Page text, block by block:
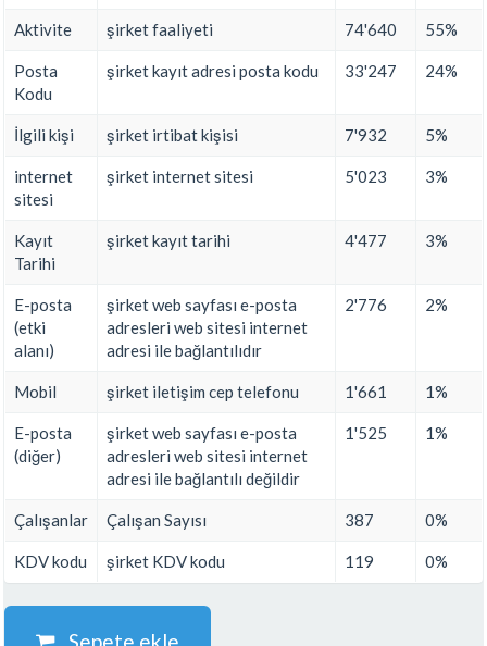
Aktivite şirket faaliyeti 74'640 55%
Posta
Kodu
şirket kayıt adresi posta kodu 33'247 24%
İlgili kişi şirket irtibat kişisi 7'932 5%
internet
sitesi
şirket internet sitesi 5'023 3%
Kayıt
Tarihi
şirket kayıt tarihi 4'477 3%
E-posta
(etki
alanı)
şirket web sayfası e-posta
adresleri web sitesi internet
adresi ile bağlantılıdır
2'776 2%
Mobil şirket iletişim cep telefonu 1'661 1%
E-posta
(diğer)
şirket web sayfası e-posta
adresleri web sitesi internet
adresi ile bağlantılı değildir
1'525 1%
Çalışanlar Çalışan Sayısı 387 0%
KDV kodu şirket KDV kodu 119 0%